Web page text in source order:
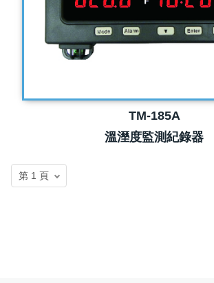
TM-185A
溫溼度監測紀錄器